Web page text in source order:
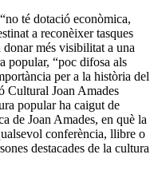
té dotació econòmica,
a reconèixer tasques
donar més visibilitat a una
popular, “poc difosa als
per a la història del
Cultural Joan Amades
popular ha caigut de
de Joan Amades, en què la
conferència, llibre o
destacades de la cultura